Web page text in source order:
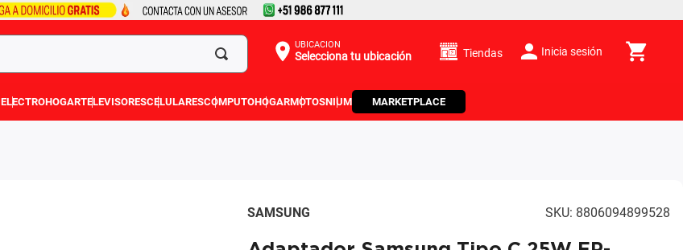
UBICACIÓN
Selecciona tu ubicación Tiendas Inicia sesión
ELECTROHOGARTELEVISORESCELULARESCOMPUTOHOGARMOTOSNIUM MARKETPLACE
SAMSUNG SKU: 8806094899528